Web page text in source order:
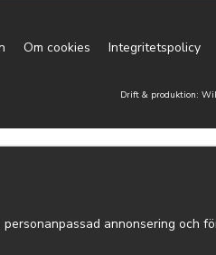
Om cookies Integritetspolicy
Drift & produktion:
annonsering